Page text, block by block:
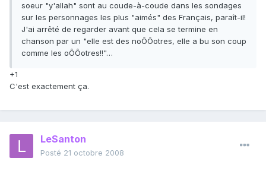
soeur "y'allah" sont au coude-à-coude dans les sondages
sur les personnages les plus "aimés" des Français, paraît-il!
J'ai arrêté de regarder avant que cela se termine en
chanson par un "elle est des noÔÔotres, elle a bu son coup
comme les oÔÔotres!!"…
+1
C'est exactement ça.
LeSanton
Posté 21 octobre 2008